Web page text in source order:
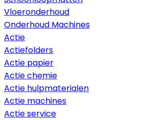
Vloeronderhoud
Onderhoud Machines
Actie
Actiefolders
Actie papier
Actie chemie
Actie hulpmaterialen
Actie machines
Actie service